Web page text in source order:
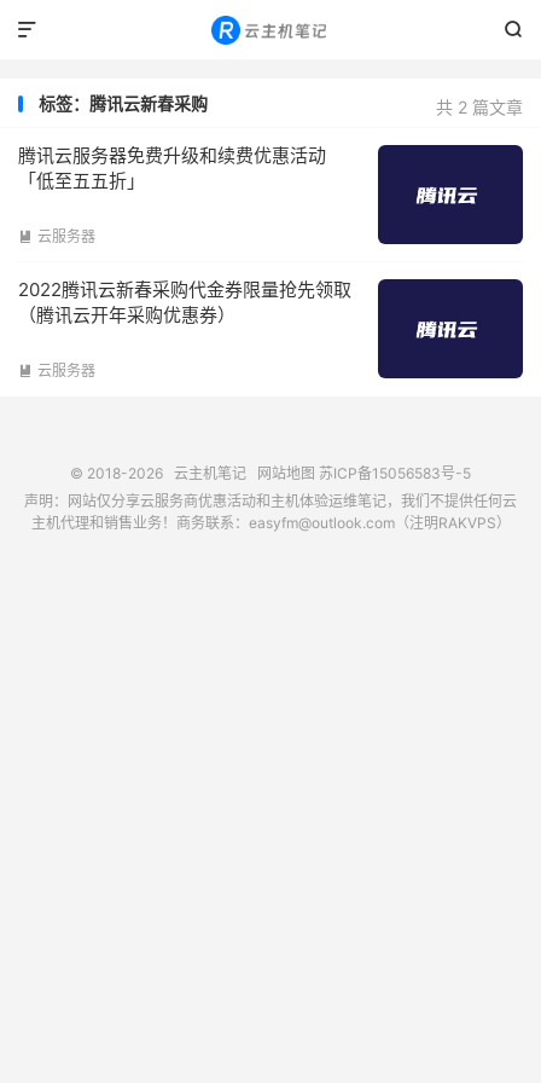


共 2 篇文章
标签：腾讯云新春采购
腾讯云服务器免费升级和续费优惠活动
「低至五五折」
 云服务器
2022腾讯云新春采购代金券限量抢先领取
（腾讯云开年采购优惠券）
 云服务器
© 2018-2026 云主机笔记 网站地图 苏ICP备15056583号-5
声明：网站仅分享云服务商优惠活动和主机体验运维笔记，我们不提供任何云
主机代理和销售业务！商务联系：easyfm@outlook.com（注明RAKVPS）